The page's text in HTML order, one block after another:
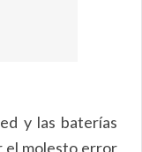
y las baterías
el molesto error